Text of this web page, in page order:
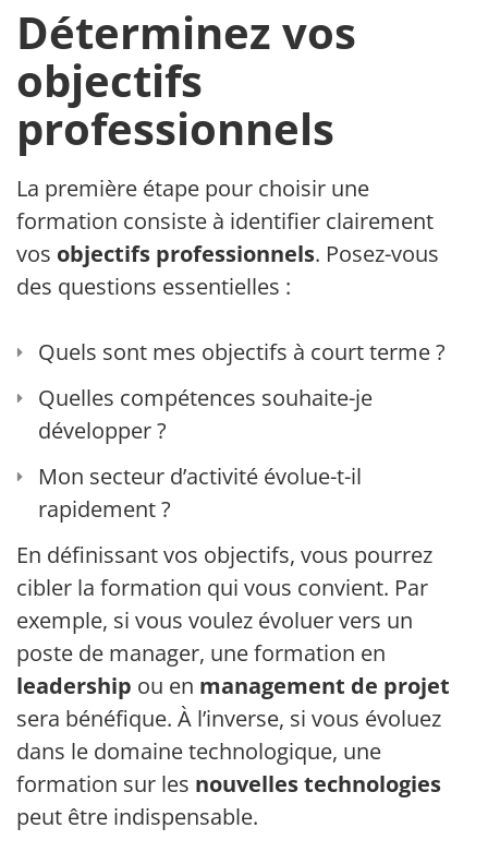
Déterminez vos
objectifs
professionnels
La première étape pour choisir une
formation consiste à identifier clairement
vos objectifs professionnels. Posez-vous
des questions essentielles :
Quels sont mes objectifs à court terme ?
Quelles compétences souhaite-je
développer ?
Mon secteur d’activité évolue-t-il
rapidement ?
En définissant vos objectifs, vous pourrez
cibler la formation qui vous convient. Par
exemple, si vous voulez évoluer vers un
poste de manager, une formation en
leadership ou en management de projet
sera bénéfique. À l’inverse, si vous évoluez
dans le domaine technologique, une
formation sur les nouvelles technologies
peut être indispensable.